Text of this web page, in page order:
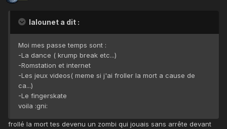
lalounet a dit :
Moi mes passe temps sont :
-La dance ( krump break etc...)
-Romstation et internet
-Les jeux videos( meme si j'ai froller la mort a cause de
ca...)
-Le fingerskate
voila :gni:
frollé la mort tes devenu un zombi qui jouais sans arrête devant